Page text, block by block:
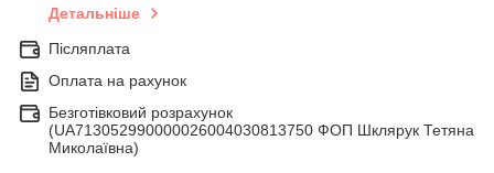
Детальніше
Післяплата
Оплата на рахунок
Безготівковий розрахунок
(UA713052990000026004030813750 ФОП Шклярук Тетяна
Миколаївна)